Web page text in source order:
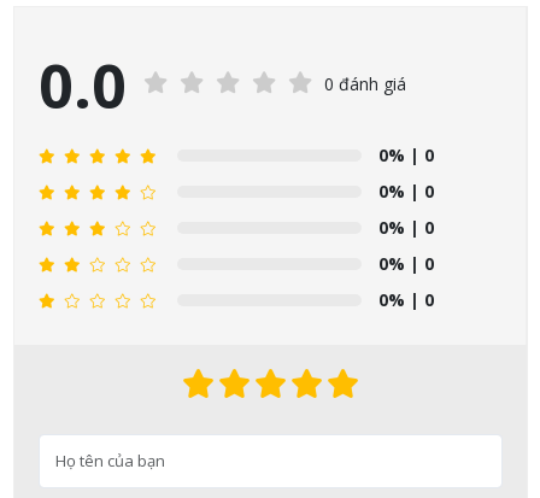
0.0 0 đánh giá
0% | 0
0% | 0
0% | 0
0% | 0
0% | 0